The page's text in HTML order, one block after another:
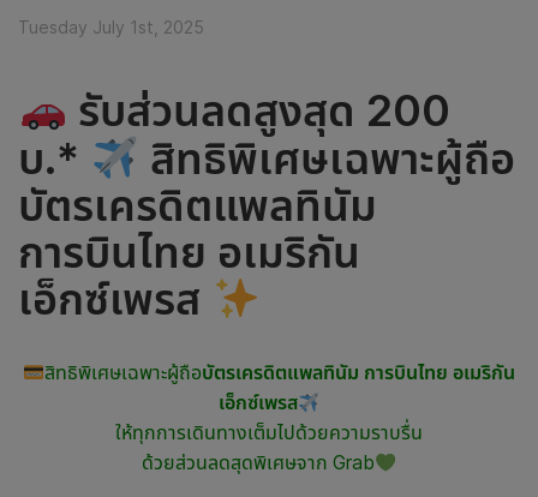
Tuesday July 1st, 2025
รับส่วนลดสูงสุด 200
บ.*
สิทธิพิเศษเฉพาะผู้ถือ
บัตรเครดิตแพลทินัม
การบินไทย อเมริกัน
เอ็กซ์เพรส
สิทธิพิเศษเฉพาะผู้ถือบัตรเครดิตแพลทินัม การบินไทย อเมริกัน
เอ็กซ์เพรส
ให้ทุกการเดินทางเต็มไปด้วยความราบรื่น
ด้วยส่วนลดสุดพิเศษจาก Grab